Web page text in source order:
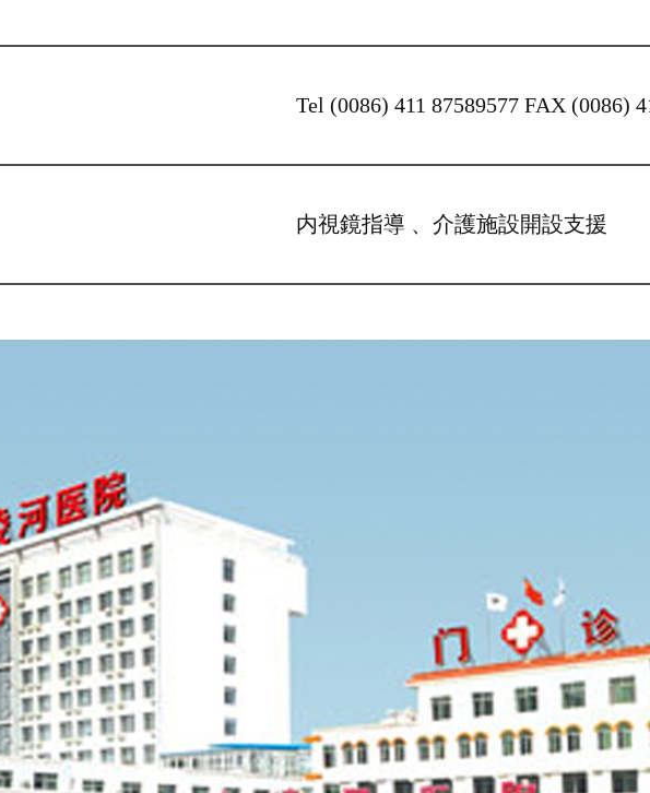
Tel (0086) 411 87589577 FAX (0086)
内視鏡指導 、介護施設開設支援